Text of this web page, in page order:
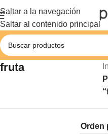
Saltar a la navegación
Saltar al contenido principal
fruta